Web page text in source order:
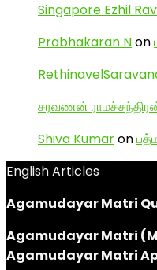
Singapore Ezhil
Prabhakaran Non
சரவணன்
Shiva Kumaron
English Articles
Agamudayar Matri
Agamudayar Matri
Agamudayar Matri